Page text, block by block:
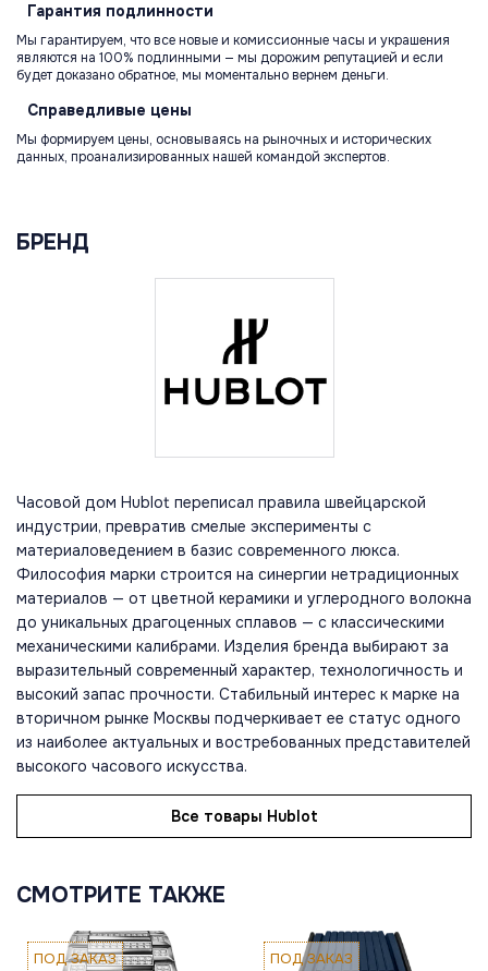
Гарантия подлинности
Мы гарантируем, что все новые и комиссионные часы и украшения
являются на 100% подлинными — мы дорожим репутацией и если
будет доказано обратное, мы моментально вернем деньги.
Справедливые цены
Мы формируем цены, основываясь на рыночных и исторических
данных, проанализированных нашей командой экспертов.
БРЕНД
Часовой дом Hublot переписал правила швейцарской
индустрии, превратив смелые эксперименты с
материаловедением в базис современного люкса.
Философия марки строится на синергии нетрадиционных
материалов — от цветной керамики и углеродного волокна
до уникальных драгоценных сплавов — с классическими
механическими калибрами. Изделия бренда выбирают за
выразительный современный характер, технологичность и
высокий запас прочности. Стабильный интерес к марке на
вторичном рынке Москвы подчеркивает ее статус одного
из наиболее актуальных и востребованных представителей
высокого часового искусства.
Все товары Hublot
СМОТРИТЕ ТАКЖЕ
ПОД ЗАКАЗ ПОД ЗАКАЗ